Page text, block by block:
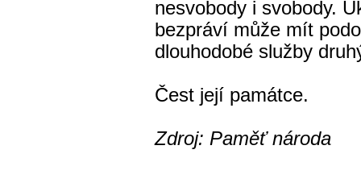
nesvobody i svobody.
bezpráví může mít
dlouhodobé služby
Čest její památce.
Zdroj: Paměť národa